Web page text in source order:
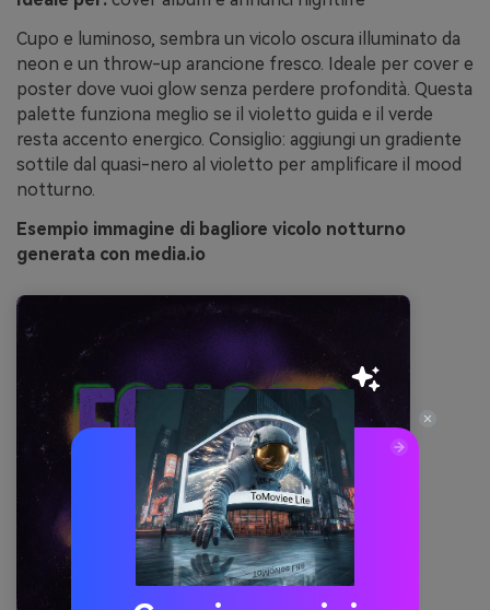
Cupo e luminoso, sembra un vicolo oscura illuminato da
neon e un throw-up arancione fresco. Ideale per cover e
poster dove vuoi glow senza perdere profondità. Questa
palette funziona meglio se il violetto guida e il verde
resta accento energico. Consiglio: aggiungi un gradiente
sottile dal quasi-nero al violetto per amplificare il mood
notturno.
Esempio immagine di bagliore vicolo notturno
generata con media.io